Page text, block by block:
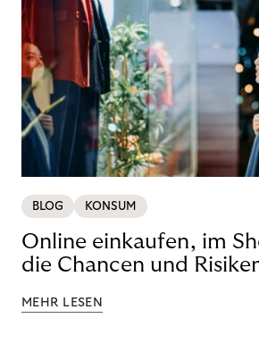
BLOG KONSUM
Online einkaufen, im
die Chancen und
MEHR LESEN